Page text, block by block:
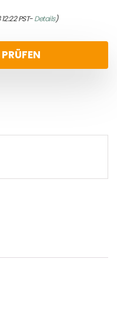
PST-Details)